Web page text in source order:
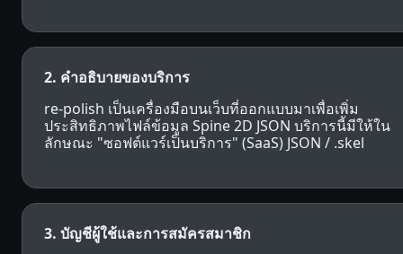
2. คำอธิบายของบริการ
re-polish เป็นเครื่องมือบนเว็บที่ออกแบบมาเพื่อเพิ่ม
ประสิทธิภาพไฟล์ข้อมูล Spine 2D JSON บริการนี้มีให้ใน
ลักษณะ "ซอฟต์แวร์เป็นบริการ" (SaaS) JSON / .skel
3. บัญชีผู้ใช้และการสมัครสมาชิก